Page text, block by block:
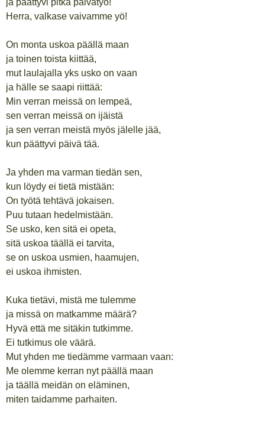
ja päättyvi pitkä päivätyö!
Herra, valkase vaivamme yö!
On monta uskoa päällä maan
ja toinen toista kiittää,
mut laulajalla yks usko on vaan
ja hälle se saapi riittää:
Min verran meissä on lempeä,
sen verran meissä on ijäistä
ja sen verran meistä myös jälelle jää,
kun päättyvi päivä tää.
Ja yhden ma varman tiedän sen,
kun löydy ei tietä mistään:
On työtä tehtävä jokaisen.
Puu tutaan hedelmistään.
Se usko, ken sitä ei opeta,
sitä uskoa täällä ei tarvita,
se on uskoa usmien, haamujen,
ei uskoa ihmisten.
Kuka tietävi, mistä me tulemme
ja missä on matkamme määrä?
Hyvä että me sitäkin tutkimme.
Ei tutkimus ole väärä.
Mut yhden me tiedämme varmaan vaan:
Me olemme kerran nyt päällä maan
ja täällä meidän on eläminen,
miten taidamme parhaiten.